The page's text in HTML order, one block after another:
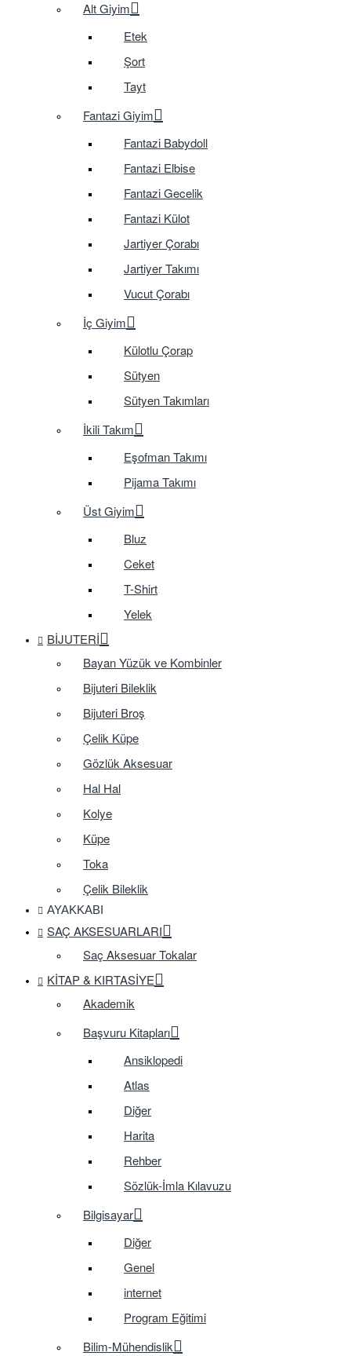
Alt Giyim
Etek
Şort
Tayt
Fantazi Giyim
Fantazi Babydoll
Fantazi Elbise
Fantazi Gecelik
Fantazi Külot
Jartiyer Çorabı
Jartiyer Takımı
Vucut Çorabı
İç Giyim
Külotlu Çorap
Sütyen
Sütyen Takımları
İkili Takım
Eşofman Takımı
Pijama Takımı
Üst Giyim
Bluz
Ceket
T-Shirt
Yelek
BIJUTERI
Bayan Yüzük ve Kombinler
Bijuteri Bileklik
Bijuteri Broş
Çelik Küpe
Gözlük Aksesuar
Hal Hal
Kolye
Küpe
Toka
Çelik Bileklik
AYAKKABI
SAÇ AKSESUARLARI
Saç Aksesuar Tokalar
KITAP & KIRTASIYE
Akademik
Başvuru Kitapları
Ansiklopedi
Atlas
Diğer
Harita
Rehber
Sözlük-İmla Kılavuzu
Bilgisayar
Diğer
Genel
internet
Program Eğitimi
Bilim-Mühendislik